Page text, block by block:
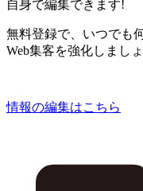
自身で編集できます!
無料登録で、いつでも
Web集客を強化しましょ
情報の編集はこちら